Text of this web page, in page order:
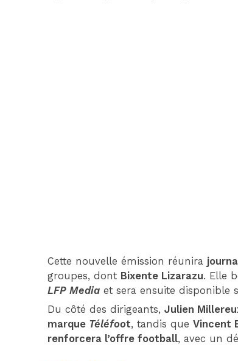
Cette nouvelle émission réunira
groupes, dont Bixente Lizarazu. Elle
LFP Media et sera ensuite disponible
Du côté des dirigeants,Julien
marque Téléfoot, tandis queVincent
renforcera l’offre football, avec un